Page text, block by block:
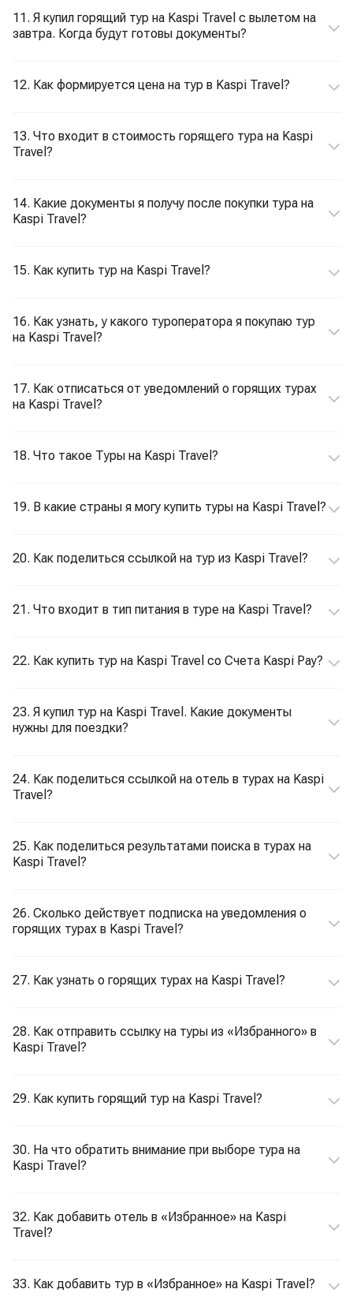
11. Я купил горящий тур на Kaspi Travel с вылетом на
завтра. Когда будут готовы документы?
12. Как формируется цена на тур в Kaspi Travel?
13. Что входит в стоимость горящего тура на Kaspi
Travel?
14. Какие документы я получу после покупки тура на
Kaspi Travel?
15. Как купить тур на Kaspi Travel?
16. Как узнать, у какого туроператора я покупаю тур
на Kaspi Travel?
17. Как отписаться от уведомлений о горящих турах
на Kaspi Travel?
18. Что такое Туры на Kaspi Travel?
19. В какие страны я могу купить туры на Kaspi Travel?
20. Как поделиться ссылкой на тур из Kaspi Travel?
21. Что входит в тип питания в туре на Kaspi Travel?
22. Как купить тур на Kaspi Travel со Счета Kaspi Pay?
23. Я купил тур на Kaspi Travel. Какие документы
нужны для поездки?
24. Как поделиться ссылкой на отель в турах на Kaspi
Travel?
25. Как поделиться результатами поиска в турах на
Kaspi Travel?
26. Сколько действует подписка на уведомления о
горящих турах в Kaspi Travel?
27. Как узнать о горящих турах на Kaspi Travel?
28. Как отправить ссылку на туры из «Избранного» в
Kaspi Travel?
29. Как купить горящий тур на Kaspi Travel?
30. На что обратить внимание при выборе тура на
Kaspi Travel?
32. Как добавить отель в «Избранное» на Kaspi
Travel?
33. Как добавить тур в «Избранное» на Kaspi Travel?